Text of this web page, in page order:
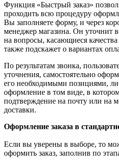
Функция «Быстрый заказ»
проходить всю процедуру
Вы заполняете форму, и через
менеджер магазина. Он уточнит
на вопросы, касающиеся
также подскажет о вариантах
По результатам звонка,
уточнения, самостоятельно
его необходимыми позициями,
оформление в том виде, в
подтверждение на почту или на
доставки.
Оформление заказа в
Если вы уверены в выборе, то
оформить заказ, заполнив по